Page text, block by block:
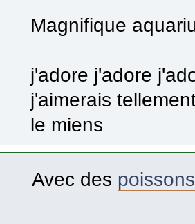
Magnifique
j'adore j'adore
j'aimerais
le miens
Avec des